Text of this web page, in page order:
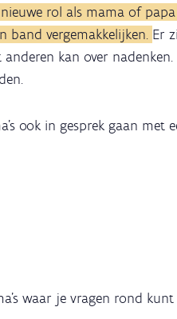
rol als mama of
band vergemakkelijken. Er
kan over nadenken.
ook in gesprek gaan met
waar je vragen rond kunt